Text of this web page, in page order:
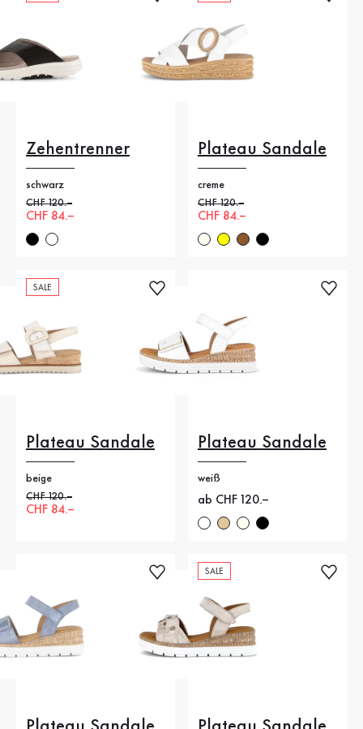
Zehentrenner
schwarz
Alter Preis
CHF 120.–
Neuer Preis
CHF 84.–
Plateau Sandale
creme
Alter Preis
CHF 120.–
Neuer Preis
CHF 84.–
SALE
Plateau Sandale
beige
Alter Preis
CHF 120.–
Neuer Preis
CHF 84.–
Plateau Sandale
weiß
Neuer Preis
ab CHF 120.–
SALE